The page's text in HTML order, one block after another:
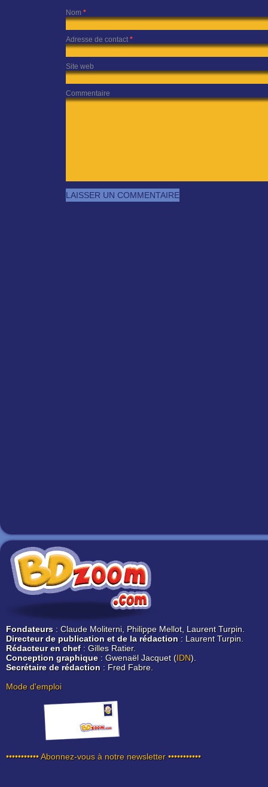
Nom *
Adresse de contact *
Site web
Commentaire
Fondateurs : Claude Moliterni, Philippe Mellot, Laurent Turpin.
Directeur de publication et de la rédaction : Laurent Turpin.
Rédacteur en chef: Gilles Ratier.
Conception graphique: Gwenaël Jacquet (IDN).
Secrétaire de rédaction : Fred Fabre.
Mode d'emploi
••••••••••• Abonnez-vous à notre newsletter •••••••••••